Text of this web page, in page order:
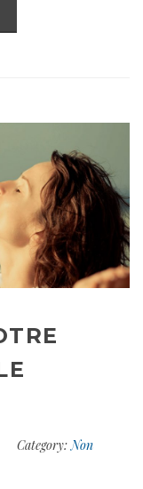
Category: Non